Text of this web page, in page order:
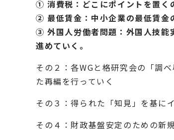
① 消費税：どこにポイントを置く
② 最低賃金：中小企業の最低賃金
③ 外国人労働者問題：外国人技能
進めていく。
その２：各WGと格研究会の「調
た再編を行っていく
その３：得られた「知見」を基に
その４：財政基盤安定のための新